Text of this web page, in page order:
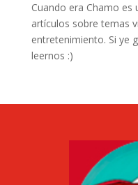
Cuando era Chamo es
artículos sobre temas
entretenimiento. Si ye
leernos :)